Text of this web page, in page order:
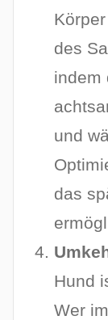
des
indem
und
das
Hund
Wer